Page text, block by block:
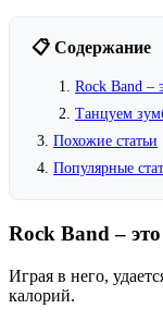
📋 Содержание
Rock Band –
Танцуем
Похожие статьи
Популярные
Rock Band –
Играя в него,
калорий.